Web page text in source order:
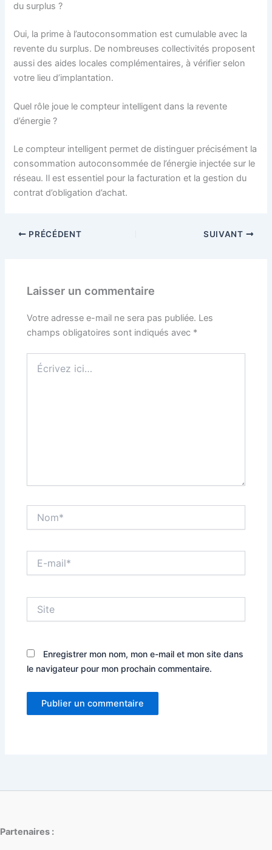
du surplus ?
Oui, la prime à l’autoconsommation est cumulable avec la
revente du surplus. De nombreuses collectivités proposent
aussi des aides locales complémentaires, à vérifier selon
votre lieu d’implantation.
Quel rôle joue le compteur intelligent dans la revente
d’énergie ?
Le compteur intelligent permet de distinguer précisément la
consommation autoconsommée de l’énergie injectée sur le
réseau. Il est essentiel pour la facturation et la gestion du
contrat d’obligation d’achat.
PRÉCÉDENT SUIVANT
Laisser un commentaire
Votre adresse e-mail ne sera pas publiée. Les
champs obligatoires sont indiqués avec *
ici…
mail*
Enregistrer mon nom, mon e-mail et mon site dans
le navigateur pour mon prochain commentaire.
Partenaires :